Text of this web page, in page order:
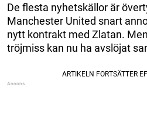
De flesta nyhetskällor är
Manchester United snart
nytt kontrakt med Zlatan.
tröjmiss kan nu ha avslöjat